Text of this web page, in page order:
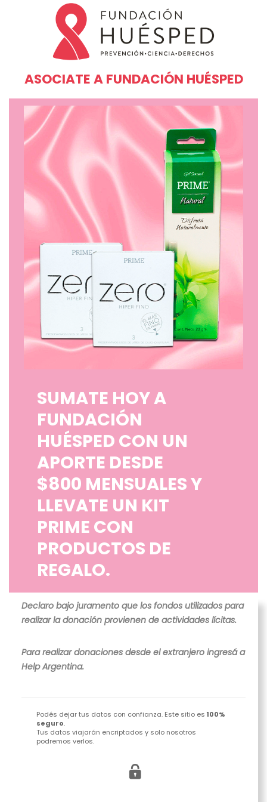
ASOCIATE A FUNDACIÓN HUÉSPED
SUMATE HOY A
FUNDACIÓN
HUÉSPED CON UN
APORTE DESDE
$800 MENSUALES Y
LLEVATE UN KIT
PRIME CON
PRODUCTOS DE
REGALO.
Declaro bajo juramento que los fondos utilizados para
realizar la donación provienen de actividades lícitas.
Para realizar donaciones desde el extranjero ingresá a
Help Argentina.
Podés dejar tus datos con confianza. Este sitio es 100%
seguro.
Tus datos viajarán encriptados y solo nosotros
podremos verlos.